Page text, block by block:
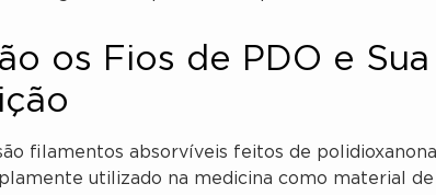
os Fios de PDO e Sua
filamentos absorvíveis feitos de
utilizado na medicina como material de